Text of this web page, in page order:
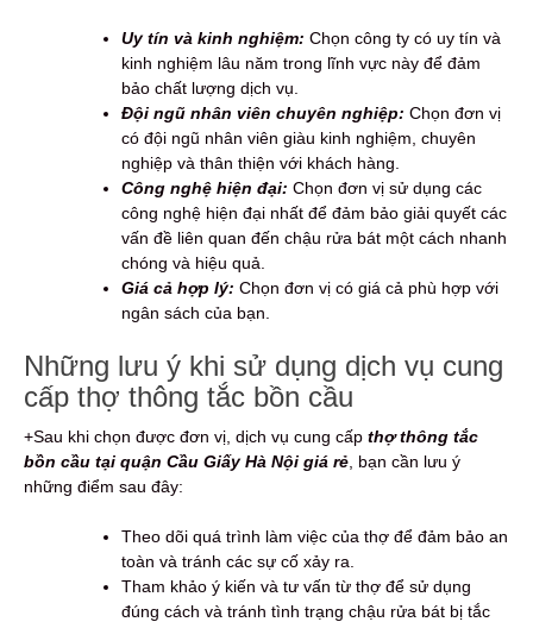
Uy tín và kinh nghiệm: Chọn công ty có uy tín và
kinh nghiệm lâu năm trong lĩnh vực này để đảm
bảo chất lượng dịch vụ.
Đội ngũ nhân viên chuyên nghiệp: Chọn đơn vị
có đội ngũ nhân viên giàu kinh nghiệm, chuyên
nghiệp và thân thiện với khách hàng.
Công nghệ hiện đại: Chọn đơn vị sử dụng các
công nghệ hiện đại nhất để đảm bảo giải quyết các
vấn đề liên quan đến chậu rửa bát một cách nhanh
chóng và hiệu quả.
Giá cả hợp lý: Chọn đơn vị có giá cả phù hợp với
ngân sách của bạn.
Những lưu ý khi sử dụng dịch vụ cung
cấp thợ thông tắc bồn cầu
+Sau khi chọn được đơn vị, dịch vụ cung cấp thợ thông tắc
bồn cầu tại quận Cầu Giấy Hà Nội giá rẻ , bạn cần lưu ý
những điểm sau đây:
Theo dõi quá trình làm việc của thợ để đảm bảo an
toàn và tránh các sự cố xảy ra.
Tham khảo ý kiến và tư vấn từ thợ để sử dụng
đúng cách và tránh tình trạng chậu rửa bát bị tắc